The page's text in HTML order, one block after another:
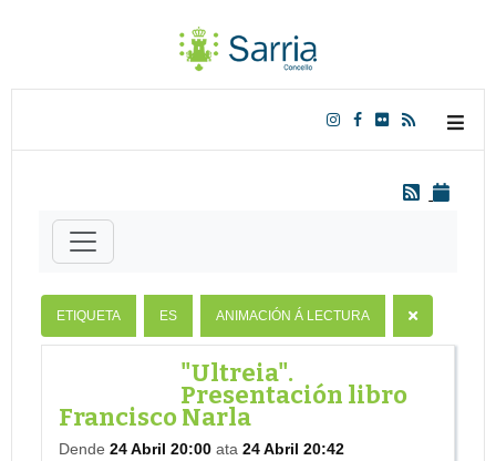
ETIQUETA ES ANIMACIÓN Á LECTURA
"Ultreia".
Presentación libro
Francisco Narla
Dende 24 Abril 20:00 ata 24 Abril 20:42